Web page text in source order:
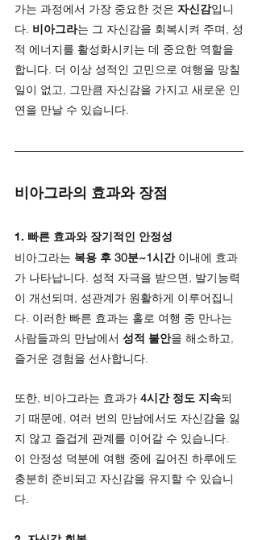
가는 과정에서 가장 중요한 것은 자신감입니
다. 비아그라는 그 자신감을 회복시켜 주며, 성
적 에너지를 활성화시키는 데 중요한 역할을
합니다. 더 이상 성적인 고민으로 여행을 망칠
일이 없고, 그만큼 자신감을 가지고 새로운 인
연을 만날 수 있습니다.
비아그라의 효과와 장점
1. 빠른 효과와 장기적인 안정성
비아그라는 복용 후 30분~1시간 이내에 효과
가 나타납니다. 성적 자극을 받으면, 발기능력
이 개선되며, 성관계가 원활하게 이루어집니
다. 이러한 빠른 효과는 홀로 여행 중 만나는
사람들과의 만남에서 성적 불안을 해소하고,
즐거운 경험을 선사합니다.
또한, 비아그라는 효과가 4시간 정도 지속되
기 때문에, 여러 번의 만남에서도 자신감을 잃
지 않고 즐겁게 관계를 이어갈 수 있습니다.
이 안정성 덕분에 여행 중에 길어진 하루에도
충분히 준비되고 자신감을 유지할 수 있습니
다.